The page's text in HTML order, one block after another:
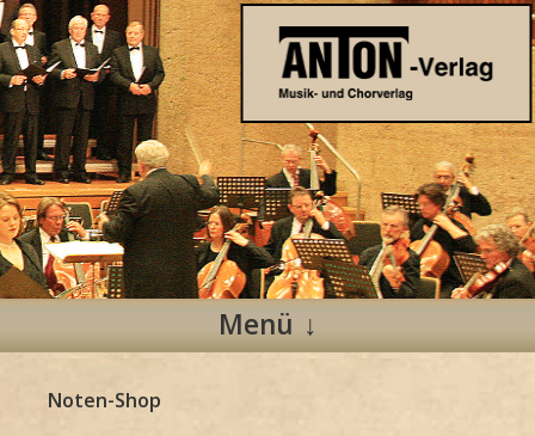
Anton Verlag
Musik- und Chorverlag
Menü
Inhalt
Noten-Shop